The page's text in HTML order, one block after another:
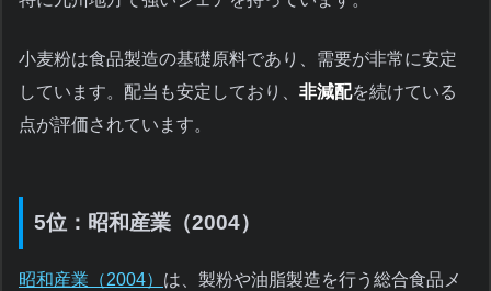
小麦粉は食品製造の基礎原料であり、需要が非常に安定
しています。配当も安定しており、 非減配を続けている
点が評価されています。
5位：昭和産業（2004）
昭和産業（2004） は、製粉や油脂製造を行う総合食品メ